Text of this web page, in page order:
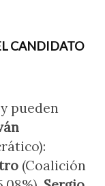
CANDIDATO
pueden
(Coalición